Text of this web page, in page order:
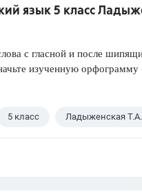
язык 5 класс
с гласной и после
изученную
5 класс Ладыженская Т.А.